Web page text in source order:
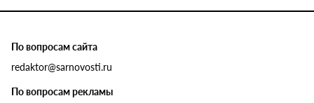
По вопросам сайта
redaktor@sarnovosti.ru
По вопросам рекламы